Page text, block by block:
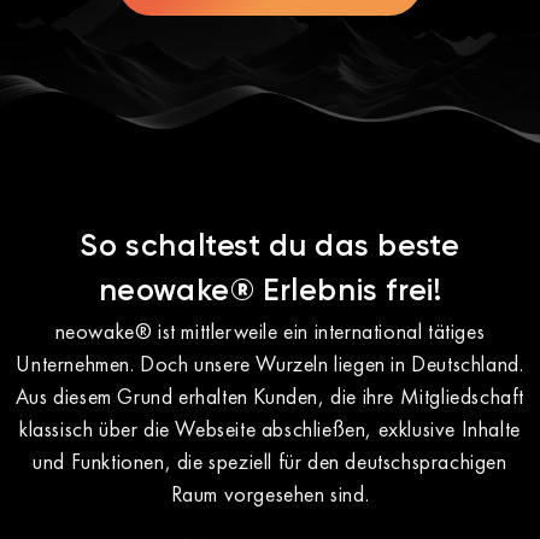
So schaltest du das beste
neowake® Erlebnis frei!
neowake® ist mittlerweile ein international tätiges
Unternehmen. Doch unsere Wurzeln liegen in Deutschland.
Aus diesem Grund erhalten Kunden, die ihre Mitgliedschaft
klassisch über die Webseite abschließen, exklusive Inhalte
und Funktionen, die speziell für den deutschsprachigen
Raum vorgesehen sind.